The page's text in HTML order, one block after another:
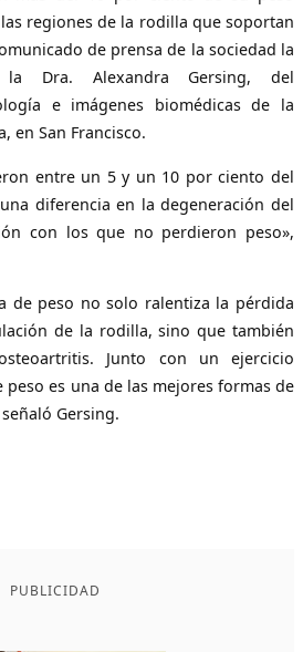
regiones de la rodilla que soportan
de prensa de la sociedad la
Dra. Alexandra Gersing, del
e imágenes biomédicas de la
en San Francisco.
entre un 5 y un 10 por ciento del
diferencia en la degeneración del
con los que no perdieron peso»,
de peso no solo ralentiza la pérdida
de la rodilla, sino que también
Junto con un ejercicio
es una de las mejores formas de
Gersing.
PUBLICIDAD